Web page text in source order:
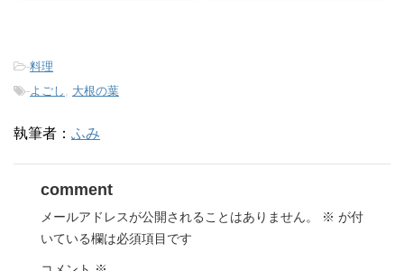
-料理
-よごし 大根の葉
執筆者： ふみ
comment
メールアドレスが公開されることはありません。 ※ が付
いている欄は必須項目です